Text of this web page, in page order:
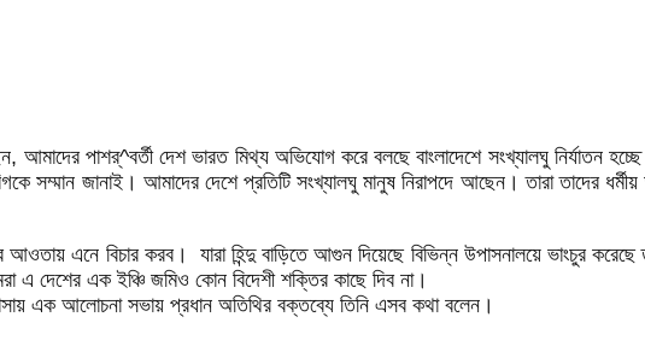
পাশর্^বর্তী দেশ ভারত মিথ্য অভিযোগ করে বলছে বাংলাদেশে সংখ্যালঘু নির্যাতন
সম্মান জানাই। আমাদের দেশে প্রতিটি সংখ্যালঘু মানুষ নিরাপদে আছেন। তারা তাদের ধর্মীয়
এনে বিচার করব। যারা হিন্দু বাড়িতে আগুন দিয়েছে বিভিন্ন উপাসনালয়ে ভাংচুর করেছে
দেশের এক ইঞ্চি জমিও কোন বিদেশী শক্তির কাছে দিব না।
এক আলোচনা সভায় প্রধান অতিথির বক্তব্যে তিনি এসব কথা বলেন।